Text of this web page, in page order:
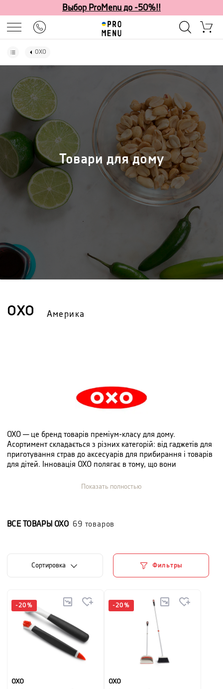
Выбор ProMenu до -50%!!
OXO
Товари для дому
OXO Америка
OXO — це бренд товарів преміум-класу для дому.
Асортимент складається з різних категорій: від гаджетів для
приготування страв до аксесуарів для прибирання і товарів
для дітей. Інновація OXO полягає в тому, що вони
які максимально спрощували повсякденні завдання та
Показать полностью
ВСЕ ТОВАРЫ OXO 69 товаров
Cортировка Фильтры
-20 %
OXO
-20 %
OXO